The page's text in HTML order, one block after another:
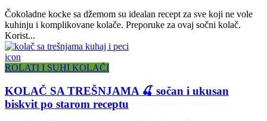
Čokoladne kocke sa džemom su idealan recept za sve koji ne vole
kuhinju i komplikovane kolače. Preporuke za ovaj sočni kolač.
Korist...
icon
ROLATI I SUHI KOLAČI
KOLAČ SA TREŠNJAMA 🍒 sočan i ukusan
biskvit po starom receptu